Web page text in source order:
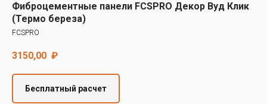
Cedral
Фиброцементные панели FCSPRO Декор Вуд Клик
(Термо береза)
FCSPRO
3150,00 ₽
Бесплатный расчет